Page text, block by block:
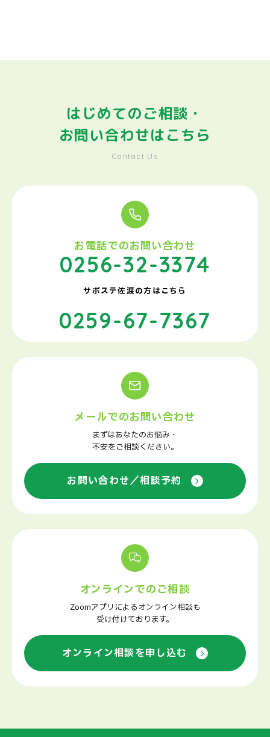
はじめてのご相談・
お問い合わせはこちら
Contact Us
お電話でのお問い合わせ
0256-32-3374
サポステ佐渡の方はこちら
0259-67-7367
メールでのお問い合わせ
まずはあなたのお悩み・
不安をご相談ください。
お問い合わせ／相談予約
オンラインでのご相談
Zoomアプリによるオンライン相談も
受け付けております。
オンライン相談を申し込む